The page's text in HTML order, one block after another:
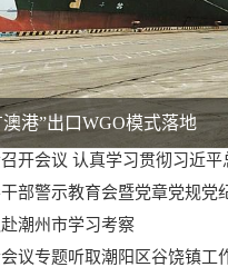
港”出口WGO模式落地
汕头要闻 部门动态
潮州市学习考察
议专题听取潮阳区谷饶镇工